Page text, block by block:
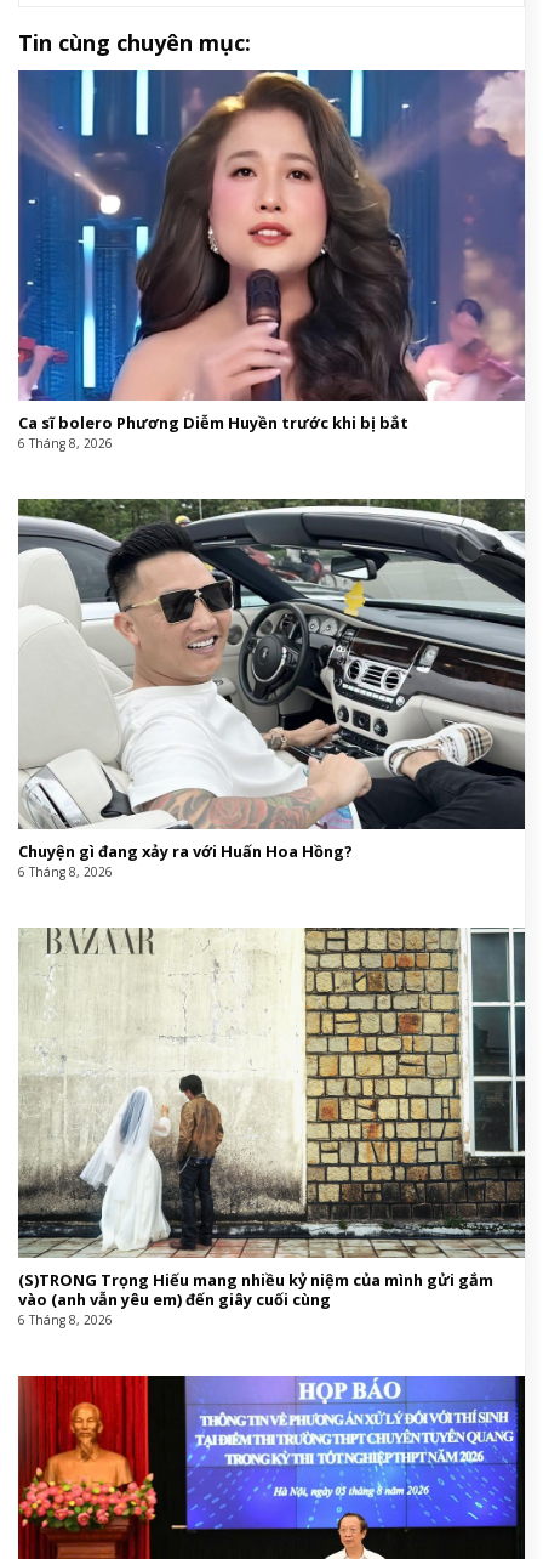
Tin cùng chuyên mục:
Ca sĩ bolero Phương Diễm Huyền trước khi bị bắt
6 Tháng 8, 2026
Chuyện gì đang xảy ra với Huấn Hoa Hồng?
6 Tháng 8, 2026
(S)TRONG Trọng Hiếu mang nhiều kỷ niệm của mình gửi gắm
vào (anh vẫn yêu em) đến giây cuối cùng
6 Tháng 8, 2026